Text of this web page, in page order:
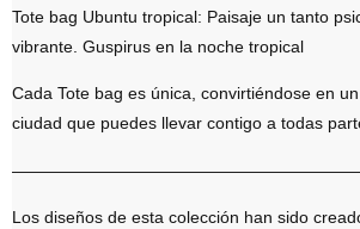
Tote bag Ubuntu tropical: Paisaje un tanto
vibrante. Guspirus en la noche tropical
Cada Tote bag es única, convirtiéndose en
ciudad que puedes llevar contigo a todas
Los diseños de esta colección han sido